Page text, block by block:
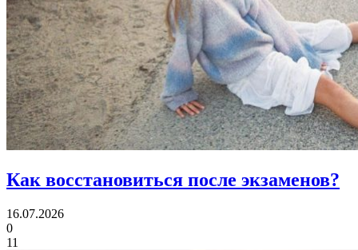
Как восстановиться после экзаменов?
16.07.2026
0
11